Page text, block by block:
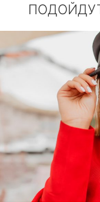
Жемчуг,